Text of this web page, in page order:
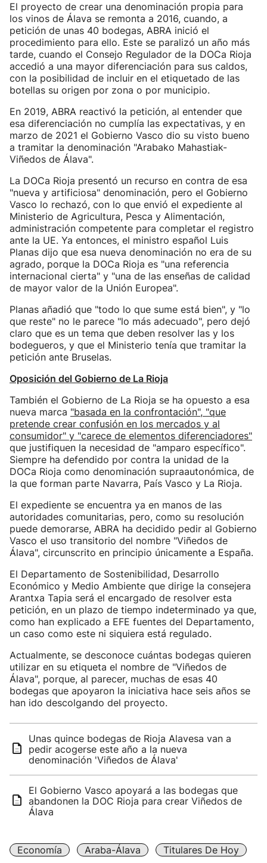
El proyecto de crear una denominación propia para
los vinos de Álava se remonta a 2016, cuando, a
petición de unas 40 bodegas, ABRA inició el
procedimiento para ello. Este se paralizó un año más
tarde, cuando el Consejo Regulador de la DOCa Rioja
accedió a una mayor diferenciación para sus caldos,
con la posibilidad de incluir en el etiquetado de las
botellas su origen por zona o por municipio.
En 2019, ABRA reactivó la petición, al entender que
esa diferenciación no cumplía las expectativas, y en
marzo de 2021 el Gobierno Vasco dio su visto bueno
a tramitar la denominación "Arabako Mahastiak-
Viñedos de Álava".
La DOCa Rioja presentó un recurso en contra de esa
"nueva y artificiosa" denominación, pero el Gobierno
Vasco lo rechazó, con lo que envió el expediente al
Ministerio de Agricultura, Pesca y Alimentación,
administración competente para completar el registro
ante la UE. Ya entonces, el ministro español Luis
Planas dijo que esa nueva denominación no era de su
agrado, porque la DOCa Rioja es "una referencia
internacional cierta" y "una de las enseñas de calidad
de mayor valor de la Unión Europea".
Planas añadió que "todo lo que sume está bien", y "lo
que reste" no le parece "lo más adecuado", pero dejó
claro que es un tema que deben resolver las y los
bodegueros, y que el Ministerio tenía que tramitar la
petición ante Bruselas.
Oposición del Gobierno de La Rioja
También el Gobierno de La Rioja se ha opuesto a esa
nueva marca "basada en la confrontación", "que
pretende crear confusión en los mercados y al
consumidor" y "carece de elementos diferenciadores"
que justifiquen la necesidad de "amparo específico".
Siempre ha defendido por contra la unidad de la
DOCa Rioja como denominación supraautonómica, de
la que forman parte Navarra, País Vasco y La Rioja.
El expediente se encuentra ya en manos de las
autoridades comunitarias, pero, como su resolución
puede demorarse, ABRA ha decidido pedir al Gobierno
Vasco el uso transitorio del nombre "Viñedos de
Álava", circunscrito en principio únicamente a España.
El Departamento de Sostenibilidad, Desarrollo
Económico y Medio Ambiente que dirige la consejera
Arantxa Tapia será el encargado de resolver esta
petición, en un plazo de tiempo indeterminado ya que,
como han explicado a EFE fuentes del Departamento,
un caso como este ni siquiera está regulado.
Actualmente, se desconoce cuántas bodegas quieren
utilizar en su etiqueta el nombre de "Viñedos de
Álava", porque, al parecer, muchas de esas 40
bodegas que apoyaron la iniciativa hace seis años se
han ido descolgando del proyecto.
Unas quince bodegas de Rioja Alavesa van a
pedir acogerse este año a la nueva
denominación 'Viñedos de Álava'
El Gobierno Vasco apoyará a las bodegas que
abandonen la DOC Rioja para crear Viñedos de
Álava
Economía Araba-Álava Titulares De Hoy